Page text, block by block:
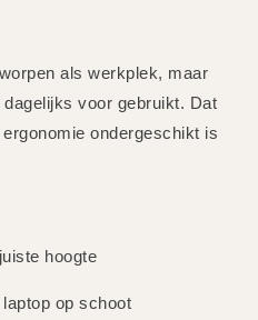
als werkplek, maar
voor gebruikt. Dat
ondergeschikt is
hoogte
op schoot